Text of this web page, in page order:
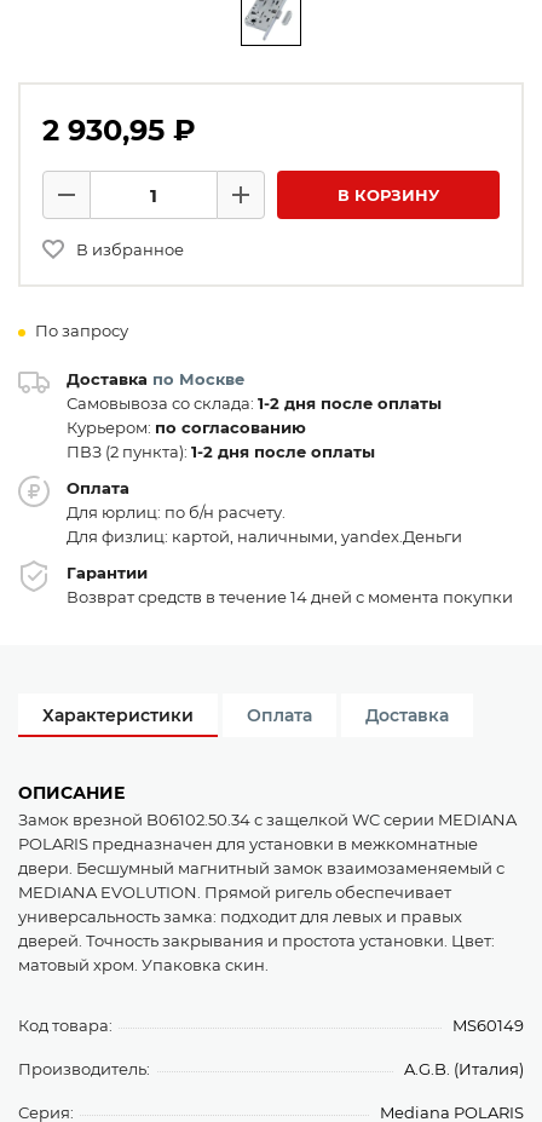
2 930,95 ₽
Минус
Плюс В КОРЗИНУ
В избранное
По запросу
Доставка по Москве
Самовывоза со склада: 1-2 дня после оплаты
Курьером: по согласованию
ПВЗ (2 пункта): 1-2 дня после оплаты
Оплата
Для юрлиц: по б/н расчету.
Для физлиц: картой, наличными, yandex.Деньги
Гарантии
Возврат средств в течение 14 дней с момента покупки
Характеристики Оплата Доставка
ОПИСАНИЕ
Замок врезной B06102.50.34 с защелкой WC серии MEDIANA
POLARIS предназначен для установки в межкомнатные
двери. Бесшумный магнитный замок взаимозаменяемый с
MEDIANA EVOLUTION. Прямой ригель обеспечивает
универсальность замка: подходит для левых и правых
дверей. Точность закрывания и простота установки. Цвет:
матовый хром. Упаковка скин.
Код товара: MS60149
Производитель: A.G.B. (Италия)
Серия: Mediana POLARIS